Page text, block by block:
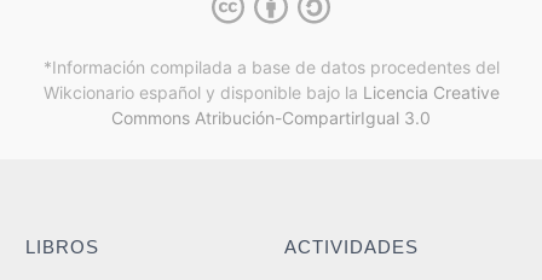
*Información compilada a base de datos procedentes del
Wikcionario español y disponible bajo la Licencia Creative
Commons Atribución-CompartirIgual 3.0
LIBROS ACTIVIDADES